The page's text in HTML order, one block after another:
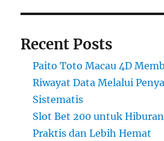
Recent Posts
Paito Toto Macau 4D
Riwayat Data Melalui
Sistematis
Slot Bet 200 untuk
Praktis dan Lebih Hemat